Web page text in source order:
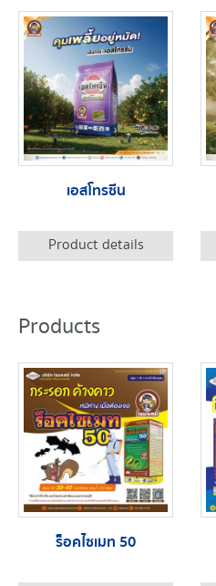
เอสโทรซีน
Product details
Products
ร็อคไซเมท 50